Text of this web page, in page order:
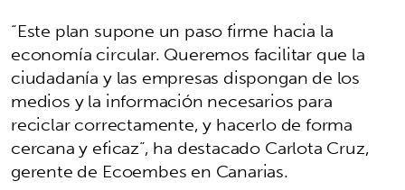
“Este plan supone un paso firme hacia la
economía circular. Queremos facilitar que la
ciudadanía y las empresas dispongan de los
medios y la información necesarios para
reciclar correctamente, y hacerlo de forma
cercana y eficaz”, ha destacado Carlota Cruz,
gerente de Ecoembes en Canarias.